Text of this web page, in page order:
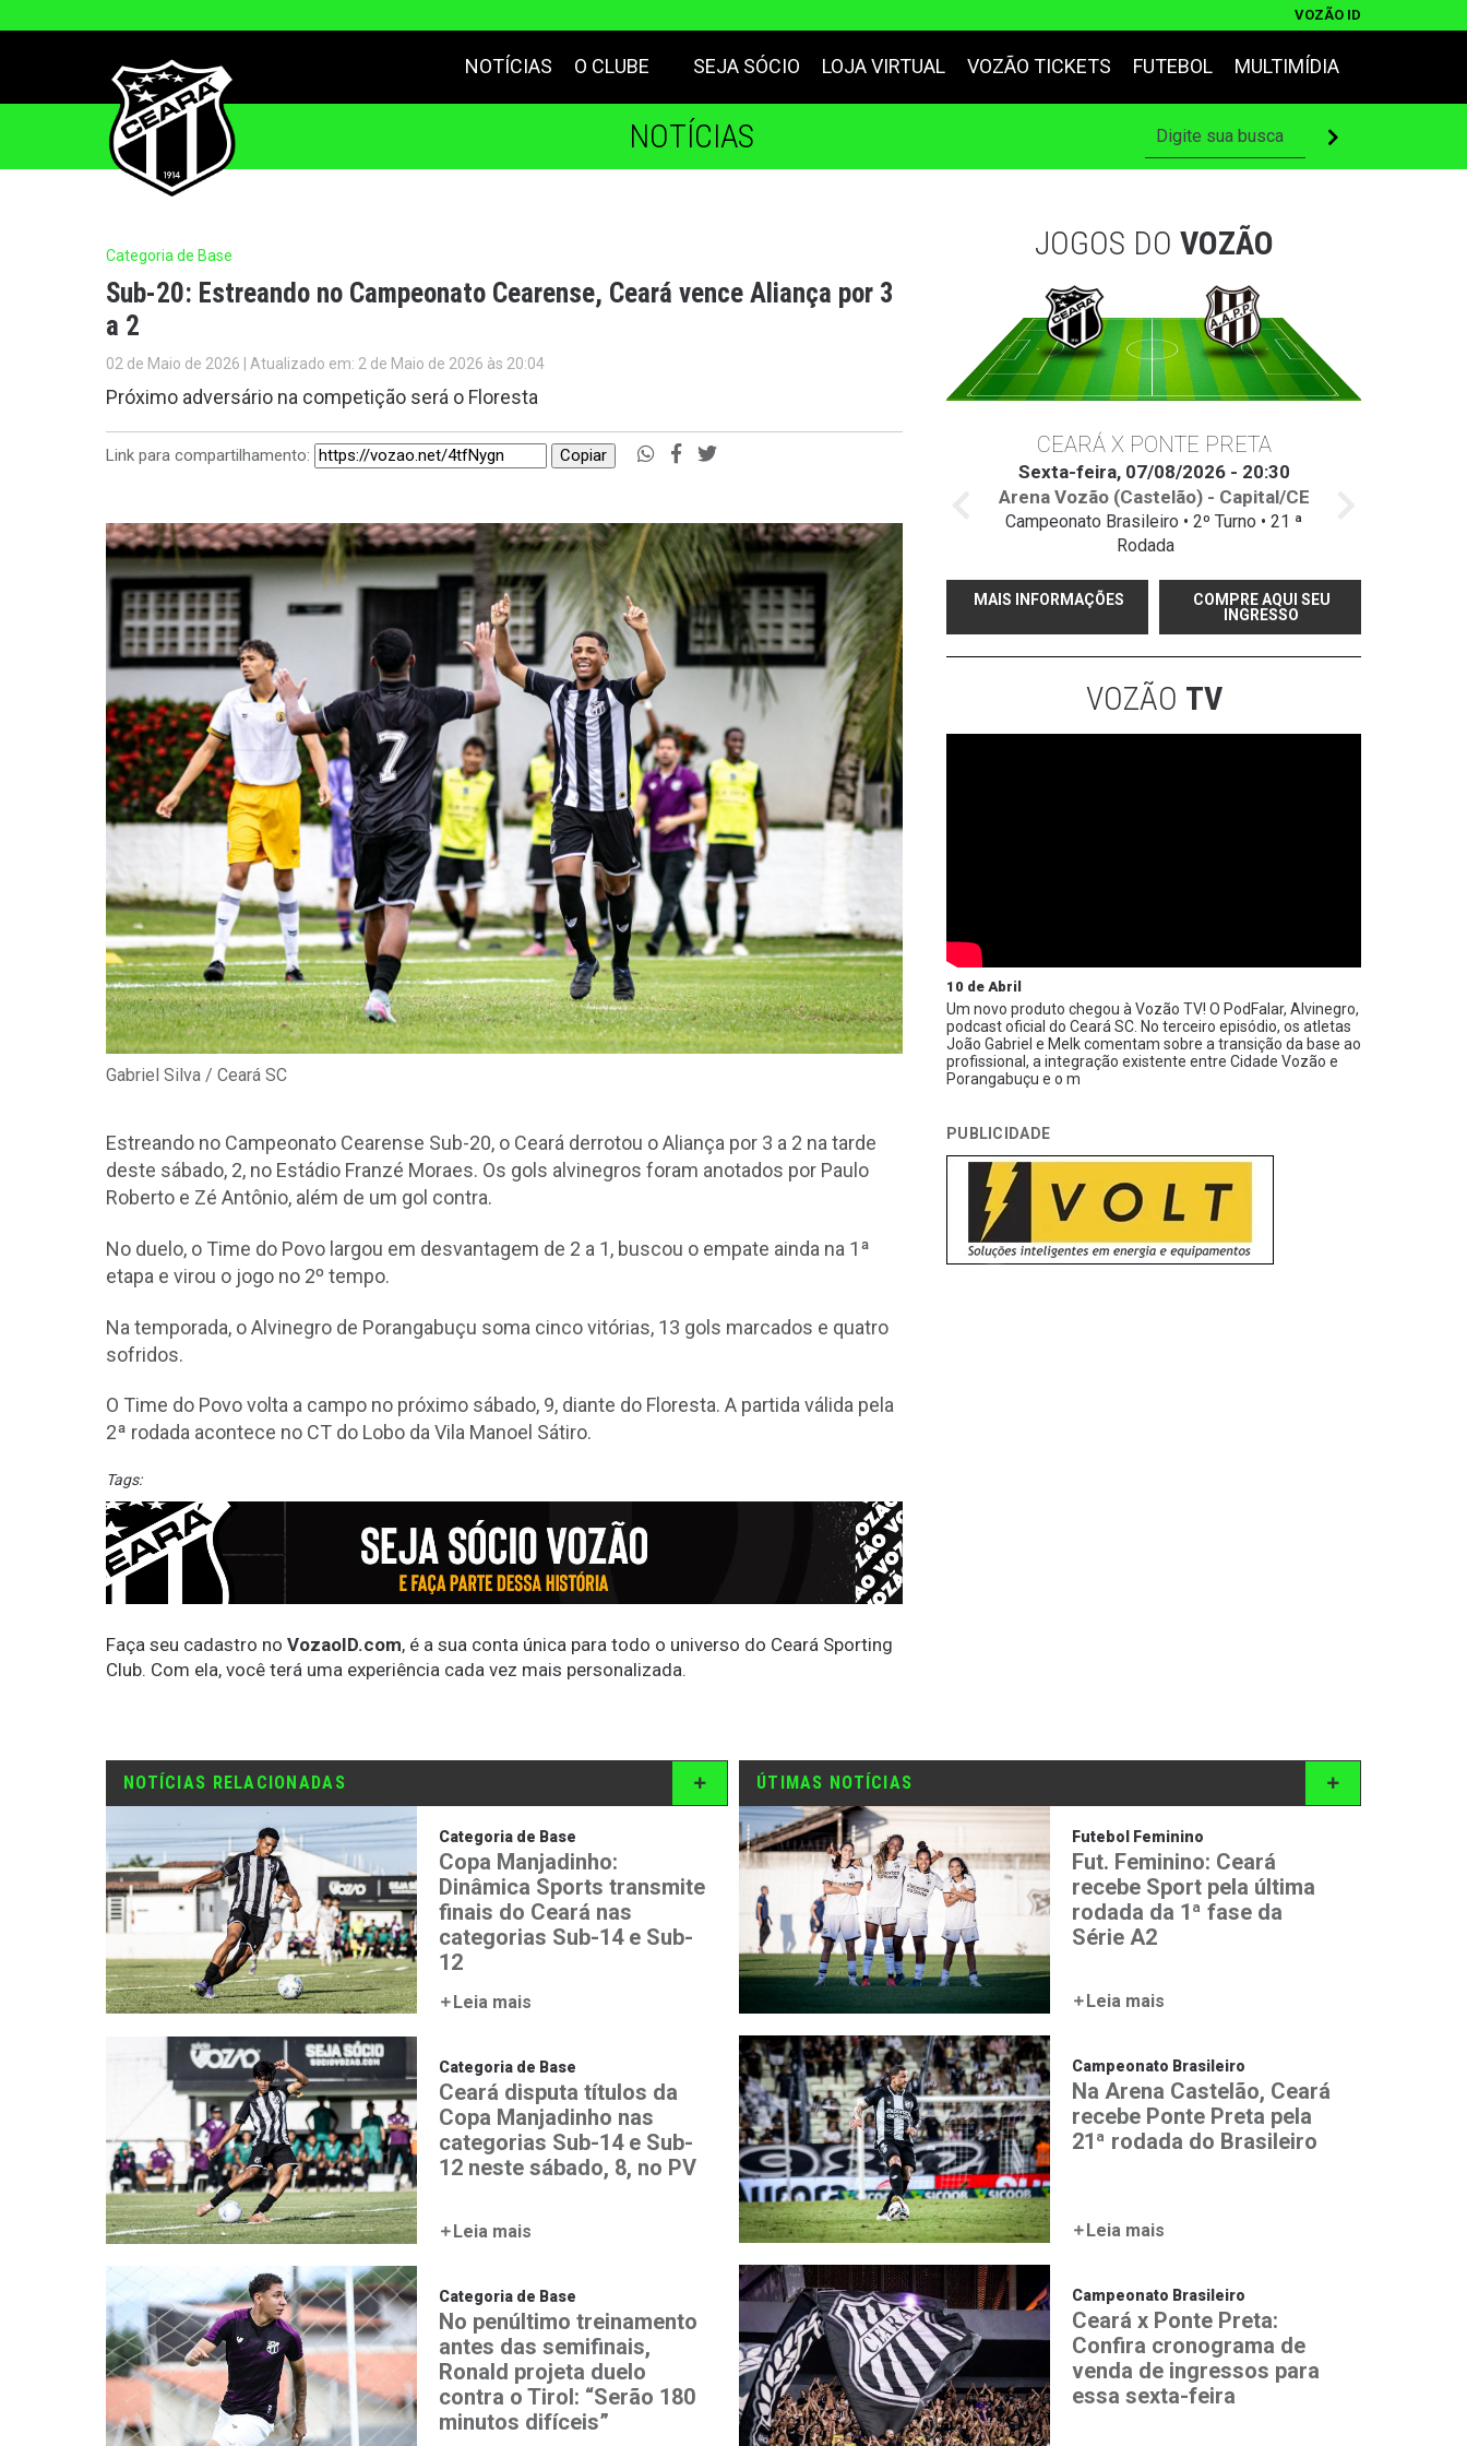
VOZÃO ID
NOTÍCIAS O CLUBE SEJA SÓCIO LOJA VIRTUAL VOZÃO TICKETS FUTEBOL MULTIMÍDIA
NOTÍCIAS
Categoria de Base
Sub-20: Estreando no Campeonato Cearense, Ceará vence Aliança por 3
a 2
02 de Maio de 2026 | Atualizado em: 2 de Maio de 2026 às 20:04
Próximo adversário na competição será o Floresta
Link para compartilhamento: Copiar
Gabriel Silva / Ceará SC
Estreando no Campeonato Cearense Sub-20, o Ceará derrotou o Aliança por 3 a 2 na tarde
deste sábado, 2, no Estádio Franzé Moraes. Os gols alvinegros foram anotados por Paulo
Roberto e Zé Antônio, além de um gol contra.
No duelo, o Time do Povo largou em desvantagem de 2 a 1, buscou o empate ainda na 1ª
etapa e virou o jogo no 2º tempo.
Na temporada, o Alvinegro de Porangabuçu soma cinco vitórias, 13 gols marcados e quatro
sofridos.
O Time do Povo volta a campo no próximo sábado, 9, diante do Floresta. A partida válida pela
2ª rodada acontece no CT do Lobo da Vila Manoel Sátiro.
Tags:
Faça seu cadastro no VozaoID.com, é a sua conta única para todo o universo do Ceará Sporting
Club. Com ela, você terá uma experiência cada vez mais personalizada.
JOGOS DO VOZÃO
CEARÁ X PONTE PRETA
Sexta-feira, 07/08/2026 - 20:30
Arena Vozão (Castelão) - Capital/CE
Campeonato Brasileiro • 2º Turno • 21 ª
Rodada
MAIS INFORMAÇÕES
COMPRE AQUI SEU
INGRESSO
VOZÃO TV
10 de Abril
Um novo produto chegou à Vozão TV! O PodFalar, Alvinegro,
podcast oficial do Ceará SC. No terceiro episódio, os atletas
João Gabriel e Melk comentam sobre a transição da base ao
profissional, a integração existente entre Cidade Vozão e
Porangabuçu e o m
PUBLICIDADE
NOTÍCIAS RELACIONADAS
Categoria de Base
Copa Manjadinho:
Dinâmica Sports transmite
finais do Ceará nas
categorias Sub-14 e Sub-
12
Leia mais
Categoria de Base
Ceará disputa títulos da
Copa Manjadinho nas
categorias Sub-14 e Sub-
12 neste sábado, 8, no PV
Leia mais
Categoria de Base
No penúltimo treinamento
antes das semifinais,
Ronald projeta duelo
contra o Tirol: “Serão 180
minutos difíceis”
ÚTIMAS NOTÍCIAS
Futebol Feminino
Fut. Feminino: Ceará
recebe Sport pela última
rodada da 1ª fase da
Série A2
Leia mais
Campeonato Brasileiro
Na Arena Castelão, Ceará
recebe Ponte Preta pela
21ª rodada do Brasileiro
Leia mais
Campeonato Brasileiro
Ceará x Ponte Preta:
Confira cronograma de
venda de ingressos para
essa sexta-feira